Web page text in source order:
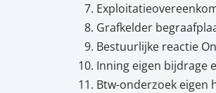
Grafkelder
Bestuurlijke reactie
Inning eigen bijdrage
Btw-onderzoek eigen